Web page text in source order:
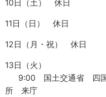
10日（土） 休日
11日（日） 休日
12日（月・祝） 休日
13日（火）
9:00 国土交通省 四国
所 来庁